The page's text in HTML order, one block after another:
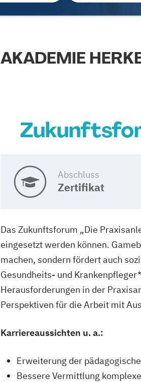
AKADEMIE
Abschluss
Zertifikat
Das Zukunftsforum „Die
eingesetzt werden können.
machen, sondern fördert auch
Gesundheits- und
Herausforderungen in der
Perspektiven für die Arbeit mit
Karriereaussichten u. a.:
Erweiterung der
Bessere Vermittlung